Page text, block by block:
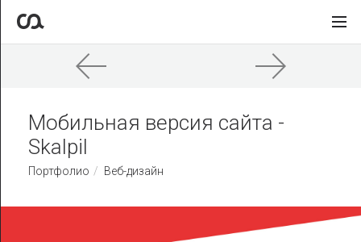
Мобильная версия сайта -
Skalpil
Портфолио Веб-дизайн